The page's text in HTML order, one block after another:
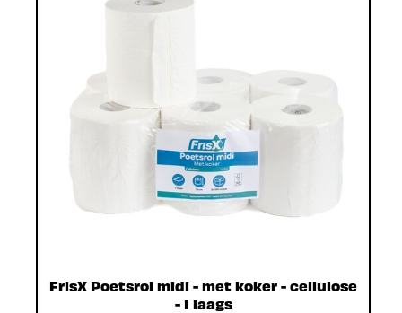
FrisX Poetsrol midi - met koker - cellulose
- 1 laags